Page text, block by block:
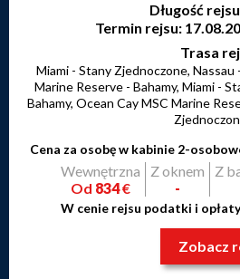
Długość
Termin rejsu:
Trasa
Miami - Stany Zjednoczone, Nassau
Marine Reserve - Bahamy, Miami -
Bahamy, Ocean Cay MSC Marine
Cena za osobę w kabinie 2-
Wewnętrzna
Od 834€
Z oknem
-
Z
W cenie rejsu podatki i
Zobacz